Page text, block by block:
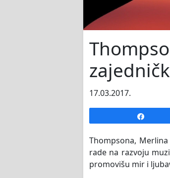
17.03.2017.
Thompsona,
rade na razvoju
promovišu mir i